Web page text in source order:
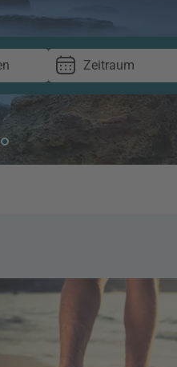
Zeitraum